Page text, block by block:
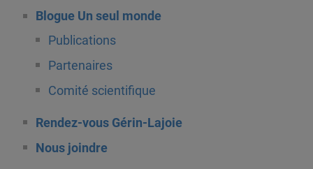
Blogue Un seul monde
Publications
Partenaires
Comité scientifique
Rendez-vous Gérin-Lajoie
Nous joindre